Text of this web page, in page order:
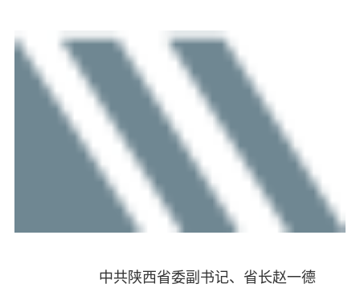
中共陕西省委副书记、省长赵一德